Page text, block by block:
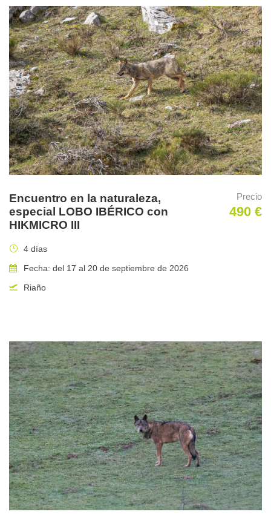
Encuentro en la naturaleza,
especial LOBO IBÉRICO con
HIKMICRO III
Precio
490 €
4 días
Fecha: del 17 al 20 de septiembre de 2026
Riaño